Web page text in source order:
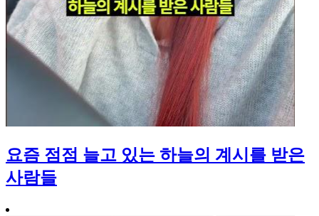
요즘 점점 늘고 있는 하늘의 계시를 받은
사람들